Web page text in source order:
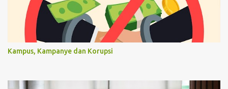
Kampus, Kampanye dan Korupsi